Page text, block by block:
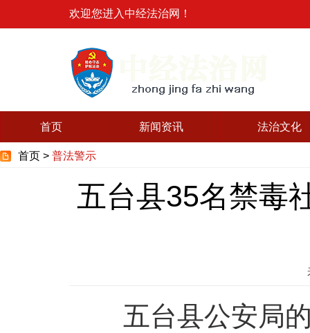
欢迎您进入中经法治网！
首页 新闻资讯 法治文化
首页 > 普法警示
五台县35名禁毒
五台县公安局的